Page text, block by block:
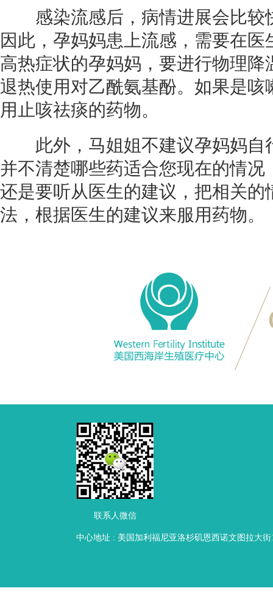
感染流感后，病情进展会比较
因此，孕妈妈患上流感，需要在
高热症状的孕妈妈，要进行物理
退热使用对乙酰氨基酚。如果是咳
用止咳祛痰的药物。
此外，马姐姐不建议孕妈妈自
并不清楚哪些药适合您现在的情
还是要听从医生的建议，把相关
法，根据医生的建议来服用药物。
联系人微信
中心地址 : 美国加利福尼亚洛杉矶恩西诺文图拉大街